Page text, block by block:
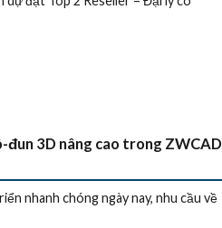
3D nâng cao trong ZWCAD
nhanh chóng ngày nay, nhu cầu về